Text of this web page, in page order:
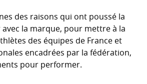
des raisons qui ont poussé la
avec la marque, pour mettre à la
des équipes de France et
encadrées par la fédération,
pour performer.